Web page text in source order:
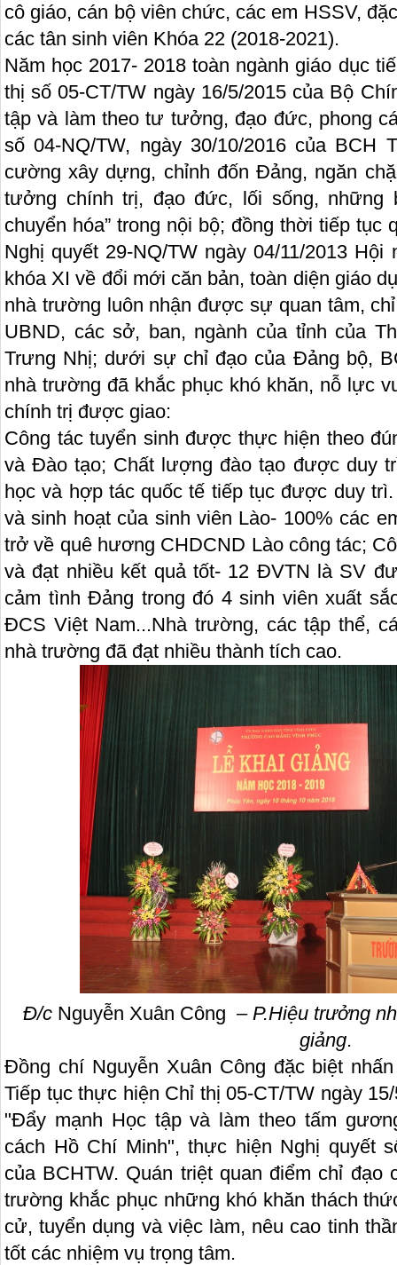
cô giáo, cán bộ viên chức, các em HSSV,
các tân sinh viên Khóa 22 (2018-2021).
Năm học 2017- 2018 toàn ngành giáo dục
thị số 05-CT/TW ngày 16/5/2015 của Bộ
tập và làm theo tư tưởng, đạo đức, phong
số 04-NQ/TW, ngày 30/10/2016 của BCH
cường xây dựng, chỉnh đốn Đảng, ngăn
tưởng chính trị, đạo đức, lối sống, những
chuyển hóa” trong nội bộ; đồng thời tiếp tục
Nghị quyết 29-NQ/TW ngày 04/11/2013
khóa XI về đổi mới căn bản, toàn diện giáo
nhà trường luôn nhận được sự quan tâm,
UBND, các sở, ban, ngành của tỉnh của
Trưng Nhị; dưới sự chỉ đạo của Đảng bộ,
nhà trường đã khắc phục khó khăn, nỗ lực
chính trị được giao:
Công tác tuyển sinh được thực hiện theo
và Đào tạo; Chất lượng đào tạo được duy
học và hợp tác quốc tế tiếp tục được duy
và sinh hoạt của sinh viên Lào- 100% các
trở về quê hương CHDCND Lào công tác;
và đạt nhiều kết quả tốt- 12 ĐVTN là SV
cảm tình Đảng trong đó 4 sinh viên xuất
ĐCS Việt Nam...Nhà trường, các tập thể,
nhà trường đã đạt nhiều thành tích cao.
Đ/c Nguyễn Xuân Công – P.Hiệu trưởng
giảng.
Đồng chí Nguyễn Xuân Công đặc biệt
Tiếp tục thực hiện Chỉ thị 05-CT/TW ngày
"Đẩy mạnh Học tập và làm theo tấm
cách Hồ Chí Minh", thực hiện Nghị quyết
của BCHTW. Quán triệt quan điểm chỉ đạo
trường khắc phục những khó khăn thách
cử, tuyển dụng và việc làm, nêu cao tinh
tốt các nhiệm vụ trọng tâm.